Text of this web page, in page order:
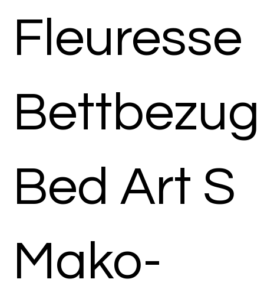
Fleuresse
Bettbezug
Bed Art S
Mako-